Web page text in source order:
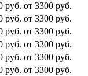
руб. от 3300 руб.
руб. от 3300 руб.
руб. от 3300 руб.
руб. от 3300 руб.
руб. от 3300 руб.
руб. от 3300 руб.